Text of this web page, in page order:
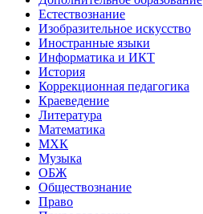
Естествознание
Изобразительное искусство
Иностранные языки
Информатика и ИКТ
История
Коррекционная педагогика
Краеведение
Литература
Математика
МХК
Музыка
ОБЖ
Обществознание
Право